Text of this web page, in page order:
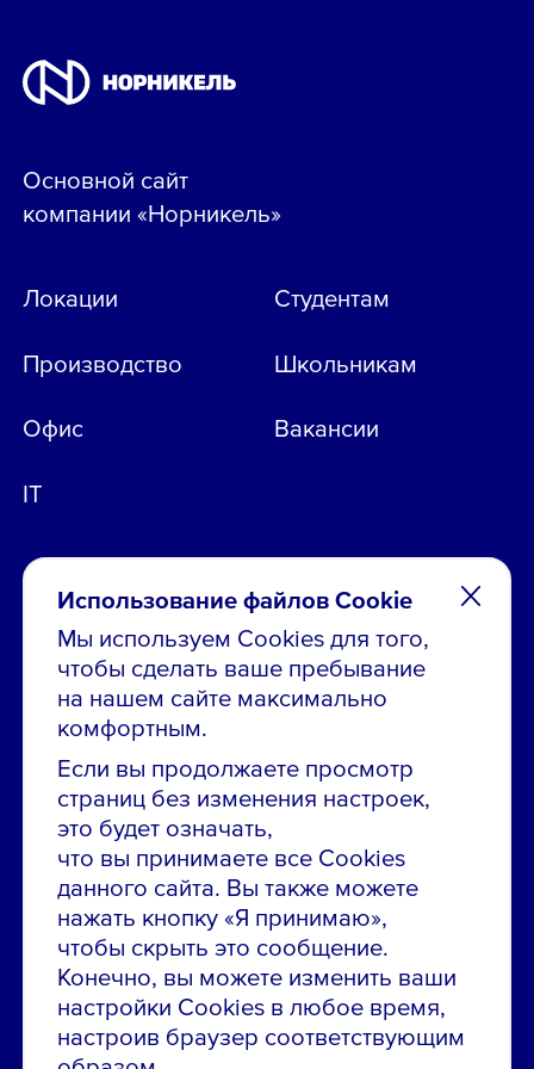
Использование файлов Cookie
Мы используем Cookies для того,
чтобы сделать ваше пребывание
на нашем сайте максимально
комфортным.
Если вы продолжаете просмотр
страниц без изменения настроек,
это будет означать,
что вы принимаете все Cookies
данного сайта. Вы также можете
нажать кнопку «Я принимаю»,
чтобы скрыть это сообщение.
Конечно, вы можете изменить ваши
настройки Cookies в любое время,
настроив браузер соответствующим
Остались вопросы по вакансиям?
Звони в контакт-центр:
8 800 700-19-43
Основной сайт
компании «Норникель»
Локации
Производство
Офис
IT
Студентам
Школьникам
Вакансии
Сообщить об ошибке на сайте
ПАО «ГМК «Норильский никель»
Использование материалов сайта
без согласования запрещено.
Российская Федерация, 123112, г. Москва, 1-й
Красногвардейский проезд., д. 15
Политика конфиденциальности
Политика использования файлов cookie